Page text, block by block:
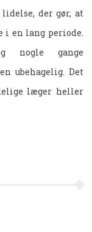
der gør, at
en lang periode.
nogle gange
ubehagelig. Det
læger heller